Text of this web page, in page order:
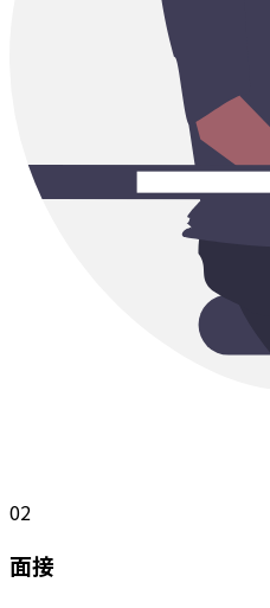
02
面接